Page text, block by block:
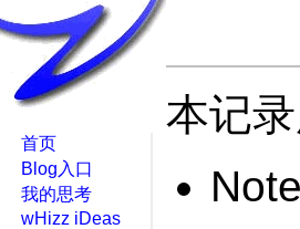
本记
首页
Blog入口
我的思考
wHizz iDeas